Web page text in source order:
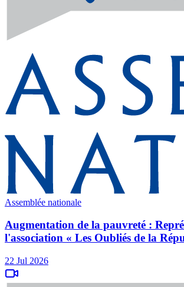
Assemblée nationale
Augmentation de la pauvreté :
l'association « Les Oubliés de la
22 Jul 2026